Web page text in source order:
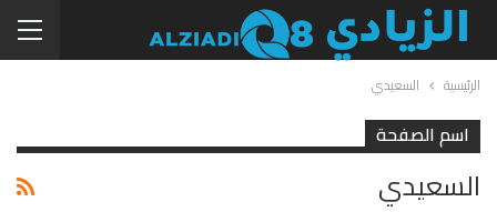
الرئيسية السعيدي
اسم الصفحة
السعيدي